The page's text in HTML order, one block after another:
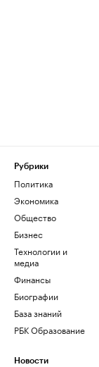
Рубрики
Политика
Экономика
Общество
Бизнес
Технологии и
медиа
Финансы
Биографии
База знаний
РБК Образование
Новости